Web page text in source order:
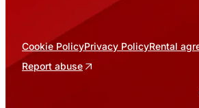
Cookie PolicyPrivacy PolicyRental
Report abuse